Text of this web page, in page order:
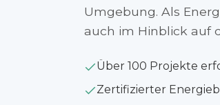
Umgebung. Als
auch im Hinblick auf
Über 100 Projekte
Zertifizierter